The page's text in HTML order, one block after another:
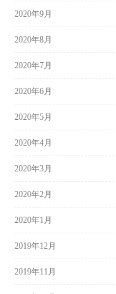
2020年9月
2020年8月
2020年7月
2020年6月
2020年5月
2020年4月
2020年3月
2020年2月
2020年1月
2019年12月
2019年11月